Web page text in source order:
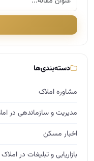
دسته‌بندی‌ها
مشاوره املاک
مدیریت و سازماندهی در
اخبار مسکن
بازاریابی و تبلیغات در املاک